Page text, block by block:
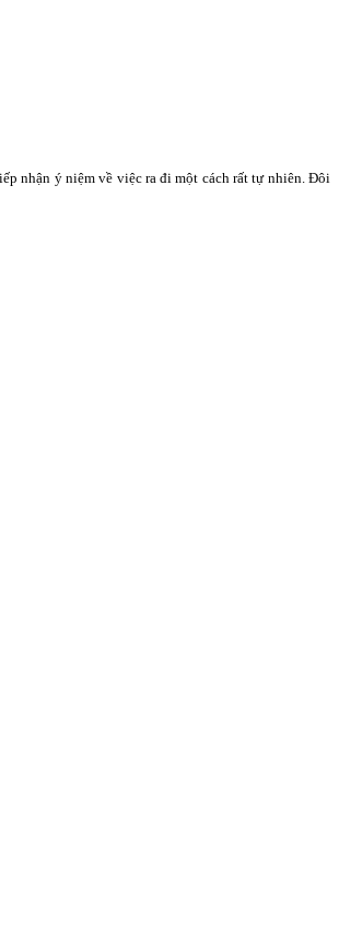
nhận ý niệm về việc ra đi một cách rất tự nhiên. Đôi